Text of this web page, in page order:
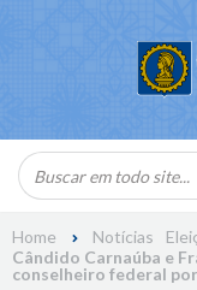
Home Notícias
Cândido Carnaúba e
conselheiro federal